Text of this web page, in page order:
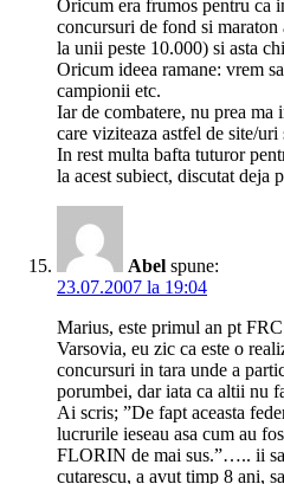
Oricum era frumos pentru ca
concursuri de fond si
la unii peste 10.000) si asta
Oricum ideea ramane: vrem
campionii etc.
Iar de combatere, nu prea ma
care viziteaza astfel de site/
In rest multa bafta tuturor
la acest subiect, discutat deja
Abel spune:
23.07.2007 la 19:04
Marius, este primul an pt
Varsovia, eu zic ca este o
concursuri in tara unde a
porumbei, dar iata ca altii nu
Ai scris; ”De fapt aceasta
lucrurile ieseau asa cum au
FLORIN de mai sus.”….. ii
cutarescu, a avut timp 8 ani,